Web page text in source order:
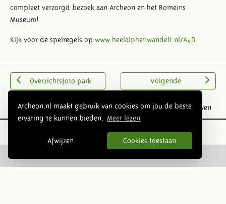
Archeon.nl maakt gebruik van cookies om jou de beste
ervaring te kunnen bieden.
Meer lezen
Afwijzen Cookies toestaan
compleet verzorgd bezoek aan Archeon en het Romeins
Museum!
Kijk voor de spelregels op www.heelalphenwandelt.nl/A4D
Overzichtsfoto park Volgende
Prehistorie Romeinse tijd Middeleeuwen